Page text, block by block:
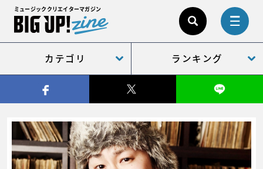
ミュージッククリエイターマガジン
カテゴリ ランキング